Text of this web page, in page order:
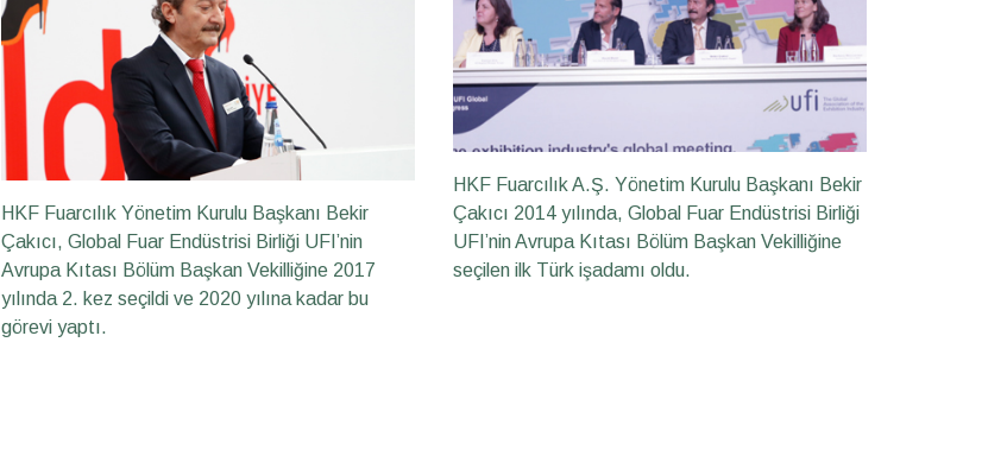
HKF Fuarcılık Yönetim Kurulu Başkanı Bekir
Çakıcı, Global Fuar Endüstrisi Birliği UFI’nin
Avrupa Kıtası Bölüm Başkan Vekilliğine 2017
yılında 2. kez seçildi ve 2020 yılına kadar bu
görevi yaptı.
HKF Fuarcılık A.Ş. Yönetim Kurulu Başkanı Bekir
Çakıcı 2014 yılında, Global Fuar Endüstrisi Birliği
UFI’nin Avrupa Kıtası Bölüm Başkan Vekilliğine
seçilen ilk Türk işadamı oldu.